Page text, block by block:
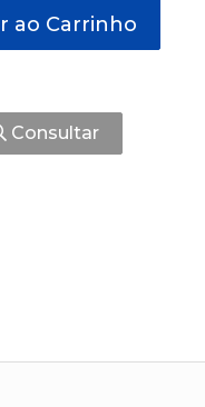
ao Carrinho
Consultar